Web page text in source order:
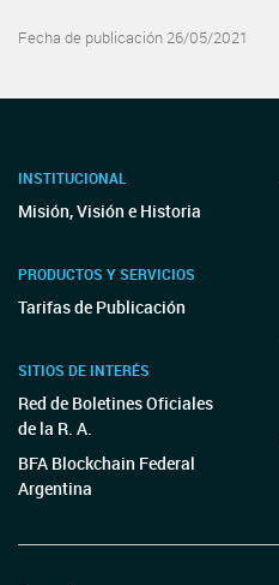
Fecha de publicación 26/05/2021
INSTITUCIONAL
Misión, Visión e Historia
PRODUCTOS Y SERVICIOS
Tarifas de Publicación
SITIOS DE INTERÉS
Red de Boletines Oficiales
de la R. A.
BFA Blockchain Federal
Argentina